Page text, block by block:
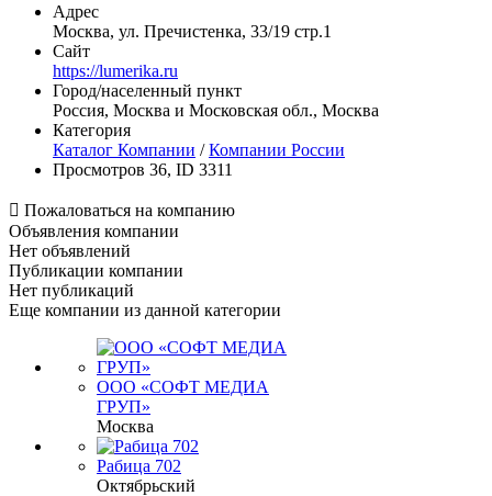
Адрес
Москва, ул. Пречистенка, 33/19 стр.1
Сайт
https://lumerika.ru
Город/населенный пункт
Россия, Москва и Московская обл., Москва
Категория
Каталог Компании /Компании России
Просмотров 36, ID 3311
 Пожаловаться на компанию
Объявления компании
Нет объявлений
Публикации компании
Нет публикаций
Еще компании из данной категории
ООО «СОФТ МЕДИА
ГРУП»
Москва
Рабица 702
Октябрьский